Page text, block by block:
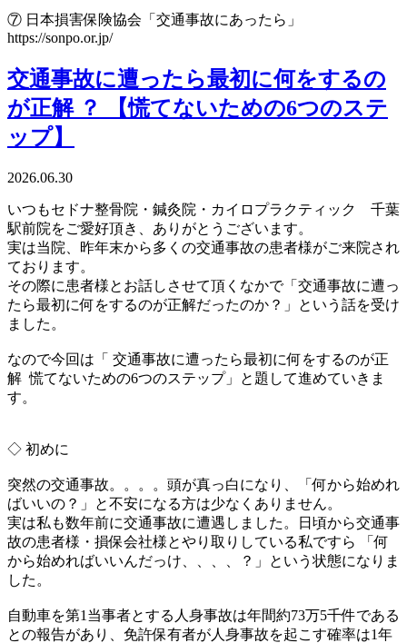
⑦ 日本損害保険協会「交通事故にあったら」
https://sonpo.or.jp/
交通事故に遭ったら最初に何をするの
が正解 ？ 【慌てないための6つのステ
ップ】
2026.06.30
いつもセドナ整骨院・鍼灸院・カイロプラクティック 千葉
駅前院をご愛好頂き、ありがとうございます。
実は当院、 昨年末から多くの交通事故の患者様がご来院され
ております。
その際に患者様とお話しさせて頂くなかで「交通事故に遭っ
たら最初に何をするのが正解だったのか？」という話を受け
ました。
なので今回は「 交通事故に遭ったら最初に何をするのが正
解 慌てないための6つのステップ」と題して進めていきま
す。
◇ 初めに
突然の交通事故。。。。頭が真っ白になり、「何から始めれ
ばいいの？」と不安になる方は少なくありません。
実は私も数年前に交通事故に遭遇しました。
日頃から交通事
故の患者様・ 損保会社様とやり取りしている私ですら 「何
から始めればいいんだっけ、、、、？」
という状態になりま
した。
自動車を第1当事者とする人身事故は年間約73万5千件である
との報告があり、 免許保有者が人身事故を起こす確率は1年